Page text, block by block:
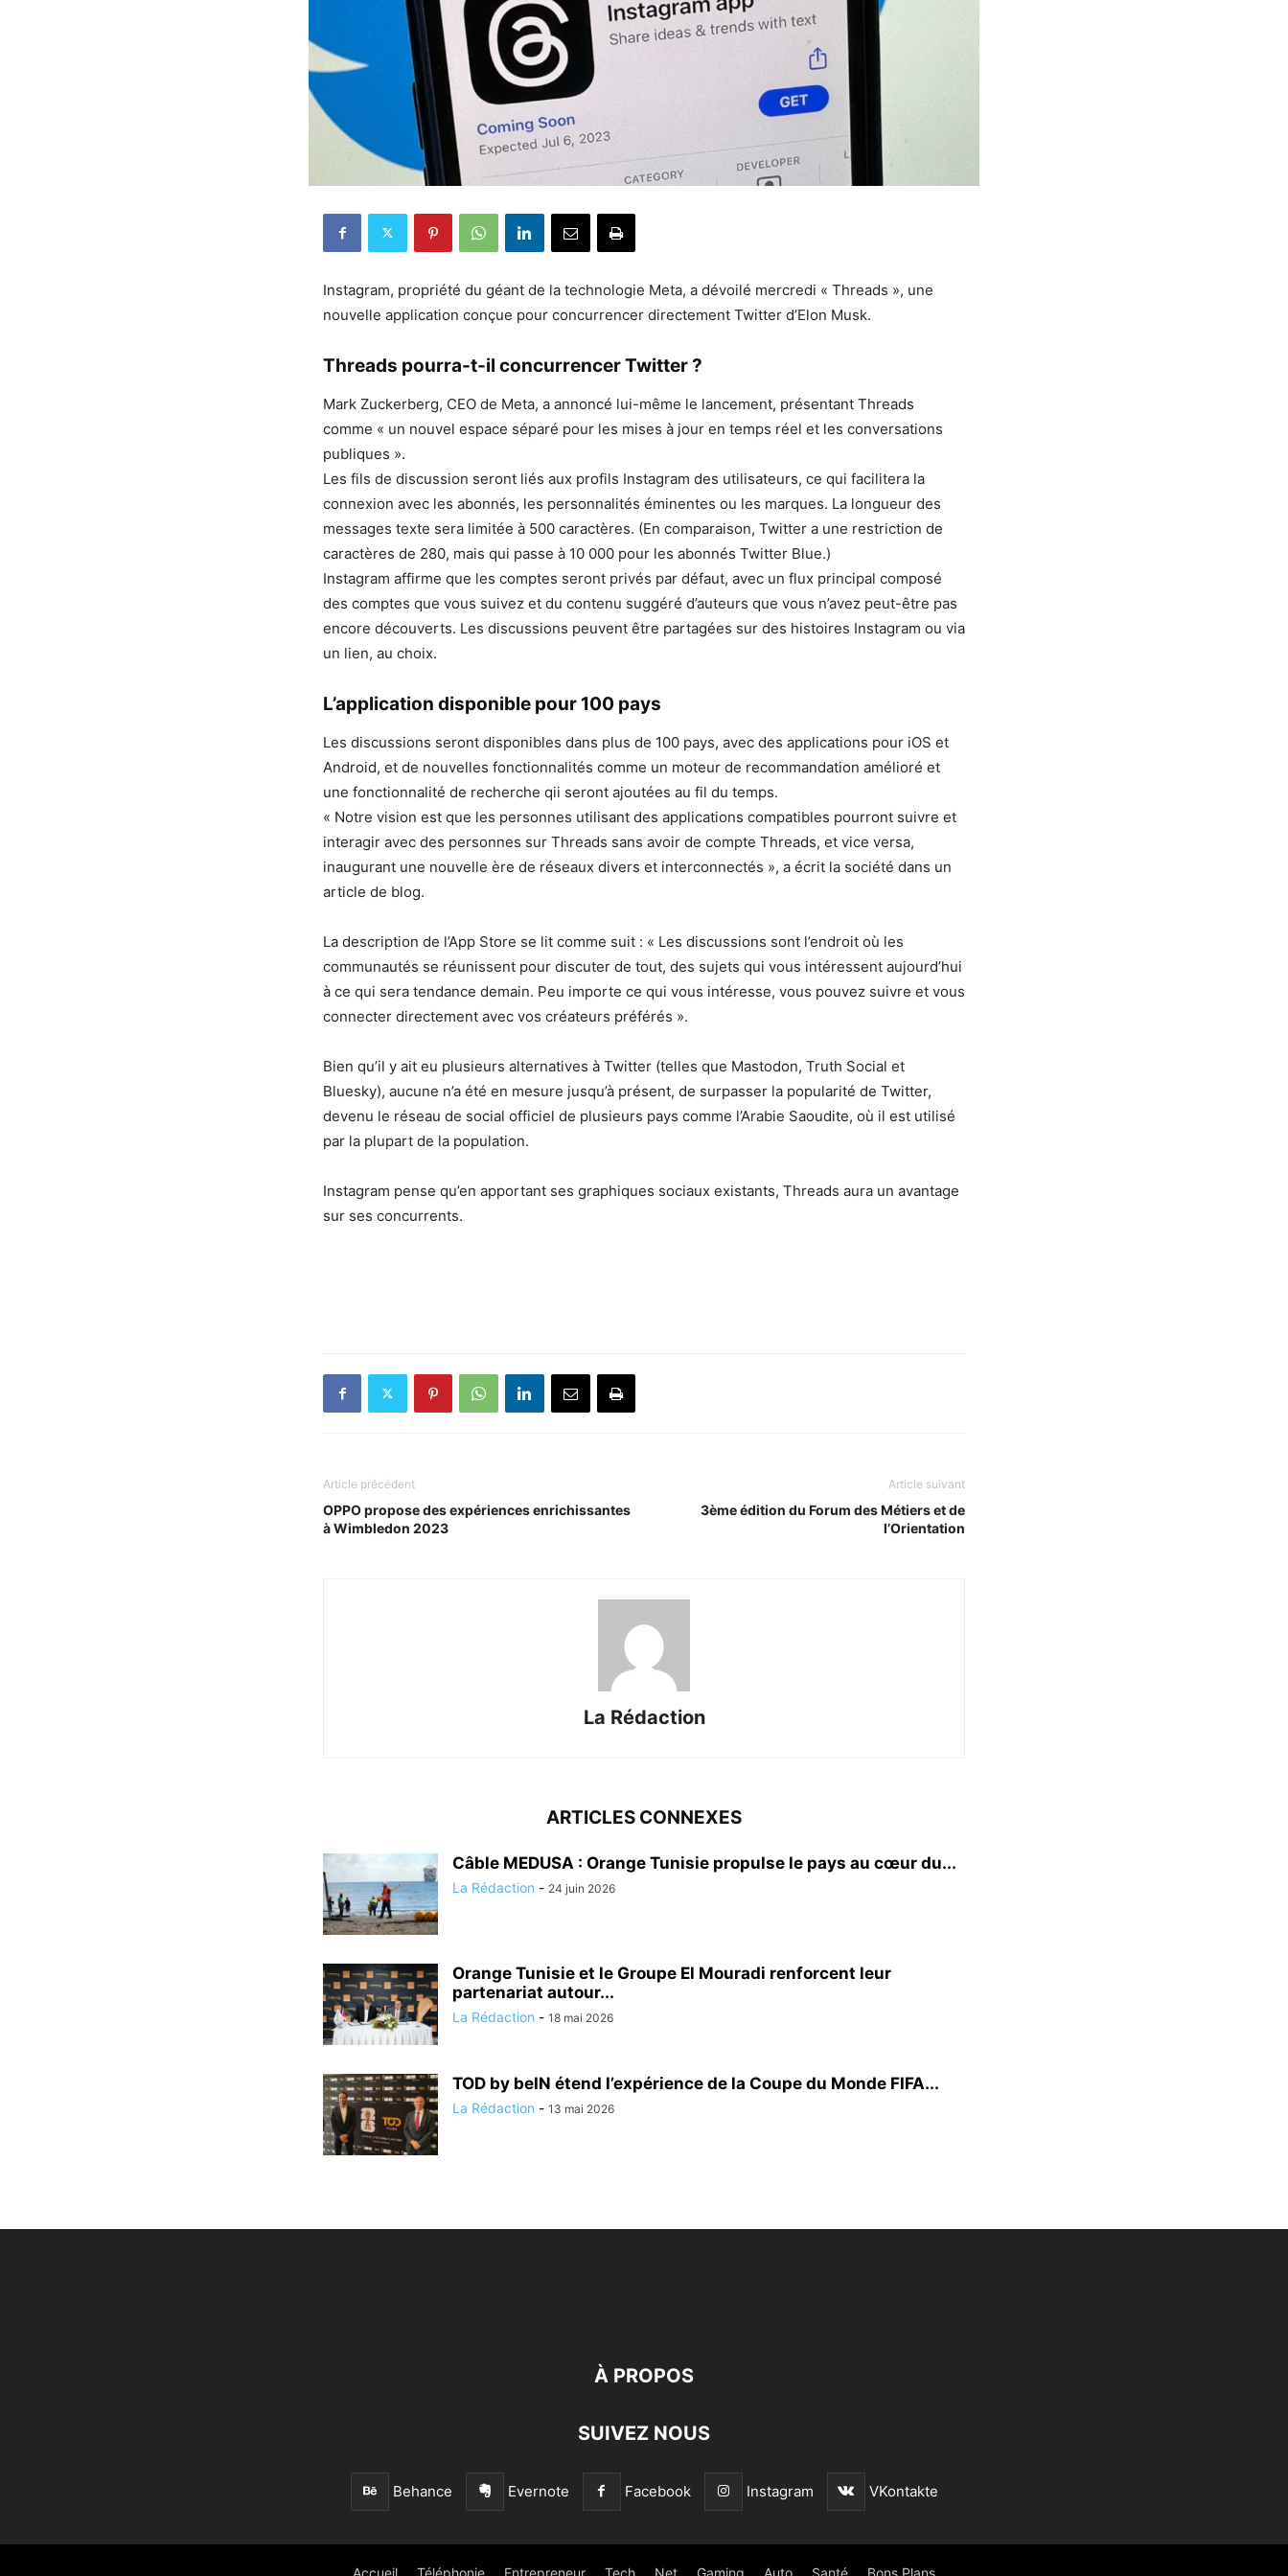
Instagram, propriété du géant de la technologie Meta, a dévoilé mercredi « Threads », une
nouvelle application conçue pour concurrencer directement Twitter d’Elon Musk.
Threads pourra-t-il concurrencer Twitter ?
Mark Zuckerberg, CEO de Meta, a annoncé lui-même le lancement, présentant Threads
comme « un nouvel espace séparé pour les mises à jour en temps réel et les conversations
publiques ».
Les fils de discussion seront liés aux profils Instagram des utilisateurs, ce qui facilitera la
connexion avec les abonnés, les personnalités éminentes ou les marques. La longueur des
messages texte sera limitée à 500 caractères. (En comparaison, Twitter a une restriction de
caractères de 280, mais qui passe à 10 000 pour les abonnés Twitter Blue.)
Instagram affirme que les comptes seront privés par défaut, avec un flux principal composé
des comptes que vous suivez et du contenu suggéré d’auteurs que vous n’avez peut-être pas
encore découverts. Les discussions peuvent être partagées sur des histoires Instagram ou via
un lien, au choix.
L’application disponible pour 100 pays
Les discussions seront disponibles dans plus de 100 pays, avec des applications pour iOS et
Android, et de nouvelles fonctionnalités comme un moteur de recommandation amélioré et
une fonctionnalité de recherche qii seront ajoutées au fil du temps.
« Notre vision est que les personnes utilisant des applications compatibles pourront suivre et
interagir avec des personnes sur Threads sans avoir de compte Threads, et vice versa,
inaugurant une nouvelle ère de réseaux divers et interconnectés », a écrit la société dans un
article de blog.
La description de l’App Store se lit comme suit : « Les discussions sont l’endroit où les
communautés se réunissent pour discuter de tout, des sujets qui vous intéressent aujourd’hui
à ce qui sera tendance demain. Peu importe ce qui vous intéresse, vous pouvez suivre et vous
connecter directement avec vos créateurs préférés ».
Bien qu’il y ait eu plusieurs alternatives à Twitter (telles que Mastodon, Truth Social et
Bluesky), aucune n’a été en mesure jusqu’à présent, de surpasser la popularité de Twitter,
devenu le réseau de social officiel de plusieurs pays comme l’Arabie Saoudite, où il est utilisé
par la plupart de la population.
Instagram pense qu’en apportant ses graphiques sociaux existants, Threads aura un avantage
sur ses concurrents.
Article précédent
OPPO propose des expériences enrichissantes
à Wimbledon 2023
Article suivant
3ème édition du Forum des Métiers et de
l’Orientation
La Rédaction
ARTICLES CONNEXES
Câble MEDUSA : Orange Tunisie propulse le pays au cœur du...
La Rédaction - 24 juin 2026
Orange Tunisie et le Groupe El Mouradi renforcent leur
partenariat autour...
La Rédaction - 18 mai 2026
TOD by beIN étend l’expérience de la Coupe du Monde FIFA...
La Rédaction - 13 mai 2026
À PROPOS
SUIVEZ NOUS
Behance Evernote Facebook Instagram VKontakte
Accueil Téléphonie Entrepreneur Tech Net Gaming Auto Santé Bons Plans